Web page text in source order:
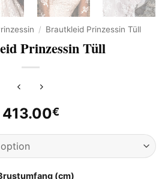
/ Brautkleid Prinzessin Tüll
Prinzessin Tüll
413.00€
(cm)